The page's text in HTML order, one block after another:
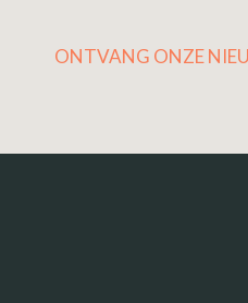
ONTVANG ONZE